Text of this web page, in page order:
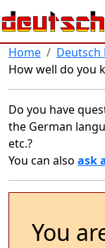
Skip to main content
Home
Deutsch
How well do you
Do you have
the German
etc.?
You can also ask
You